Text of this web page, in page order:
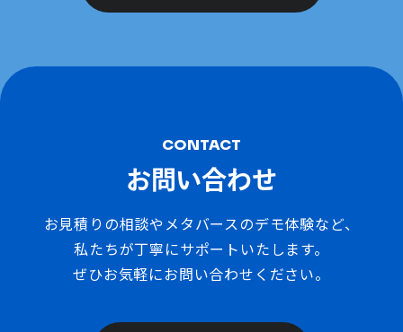
CONTACT
お問い合わせ
お見積りの相談やメタバースのデモ体験など、
私たちが丁寧にサポートいたします。
ぜひお気軽にお問い合わせください。